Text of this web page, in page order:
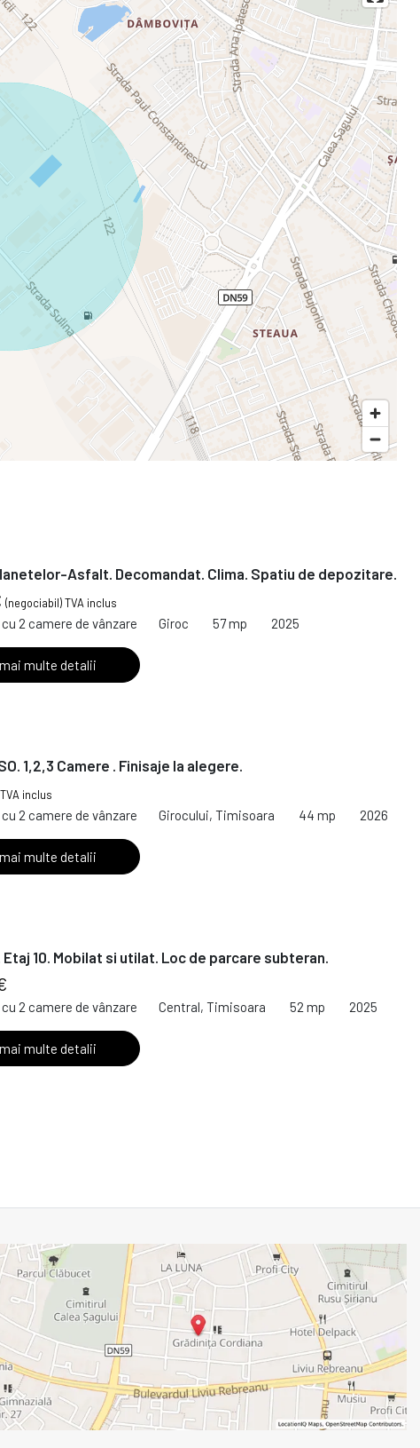
Asfalt. Decomandat. Clima. Spatiu de depozitare.
(negociabil) TVA inclus
2 camere de vânzare Giroc 57 mp 2025
multe detalii
1,2,3 Camere . Finisaje la alegere.
TVA inclus
2 camere de vânzare Girocului, Timisoara 44 mp 2026
multe detalii
Etaj 10. Mobilat si utilat. Loc de parcare subteran.
2 camere de vânzare Central, Timisoara 52 mp 2025
multe detalii